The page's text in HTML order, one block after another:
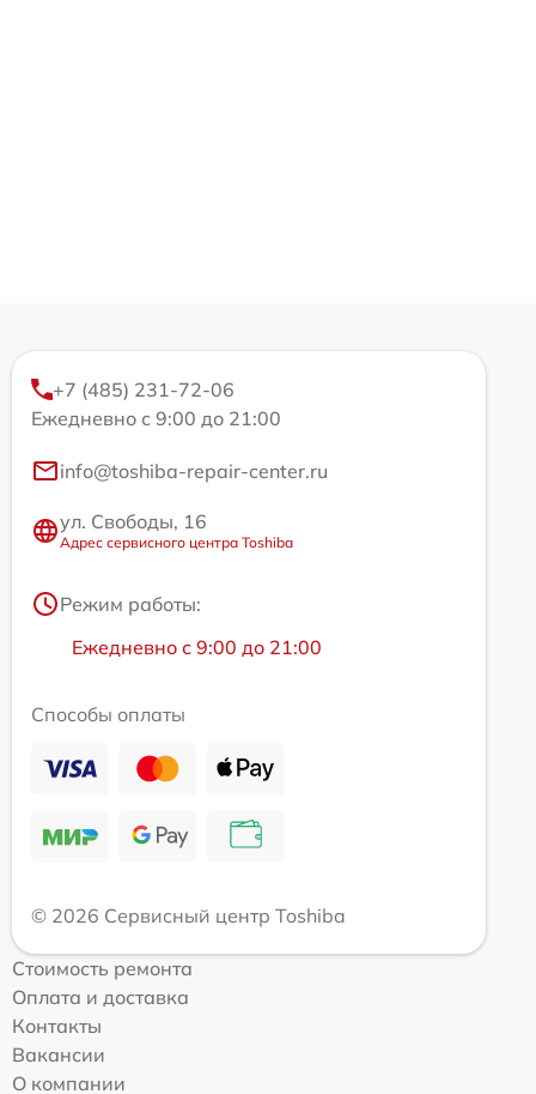
+7 (485) 231-72-06
Ежедневно с 9:00 до 21:00
info@toshiba-repair-center.ru
ул. Свободы, 16
Адрес сервисного центра Toshiba
Режим работы:
Ежедневно с 9:00 до 21:00
Способы оплаты
© 2026 Сервисный центр Toshiba
Стоимость ремонта
Оплата и доставка
Контакты
Вакансии
О компании